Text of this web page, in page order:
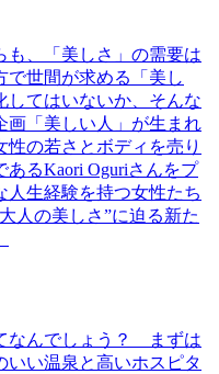
も、「美しさ」の需要は
で世間が求める「美し
してはいないか、そんな
画「美しい人」が生まれ
性の若さとボディを売り
るKaori Oguriさんをプ
人生経験を持つ女性たち
人の美しさ”に迫る新た
なんでしょう？ まずは
いい温泉と高いホスピタ